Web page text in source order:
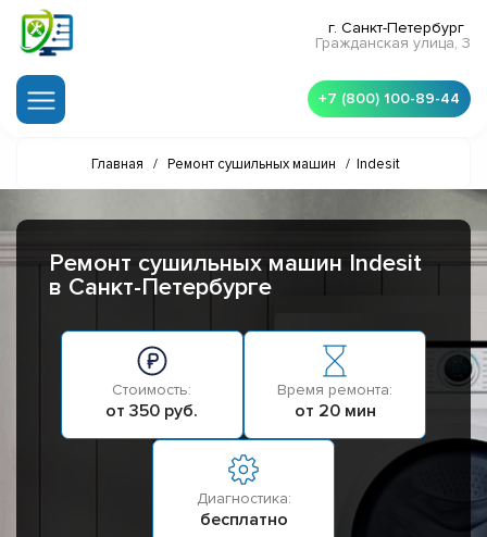
г. Санкт-Петербург
Гражданская улица, 3
+7 (800) 100-89-44
Главная / Ремонт сушильных машин / Indesit
Ремонт сушильных машин Indesit
в Санкт-Петербурге
Стоимость:
от 350 руб.
Время ремонта:
от 20 мин
Диагностика:
бесплатно